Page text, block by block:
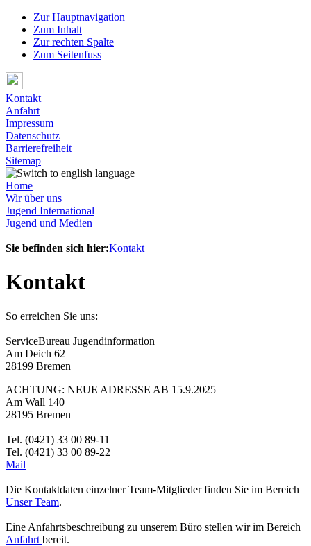
Zur Hauptnavigation
Zum Inhalt
Zur rechten Spalte
Zum Seitenfuss
Kontakt
Anfahrt
Impressum
Datenschutz
Barrierefreiheit
Sitemap
Home
Wir über uns
Jugend International
Jugend und Medien
Sie befinden sich hier:Kontakt
Kontakt
So erreichen Sie uns:
ServiceBureau Jugendinformation
Am Deich 62
28199 Bremen
ACHTUNG: NEUE ADRESSE AB 15.9.2025
Am Wall 140
28195 Bremen
Tel. (0421) 33 00 89-11
Tel. (0421) 33 00 89-22
Mail
Die Kontaktdaten einzelner Team-Mitglieder finden Sie im Bereich
Unser Team.
Eine Anfahrtsbeschreibung zu unserem Büro stellen wir im Bereich
Anfahrt bereit.